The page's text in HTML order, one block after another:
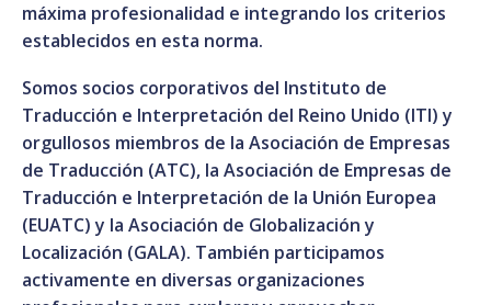
máxima profesionalidad e integrando los criterios
establecidos en esta norma.
Somos socios corporativos del Instituto de
Traducción e Interpretación del Reino Unido (ITI) y
orgullosos miembros de la Asociación de Empresas
de Traducción (ATC), la Asociación de Empresas de
Traducción e Interpretación de la Unión Europea
(EUATC) y la Asociación de Globalización y
Localización (GALA). También participamos
activamente en diversas organizaciones